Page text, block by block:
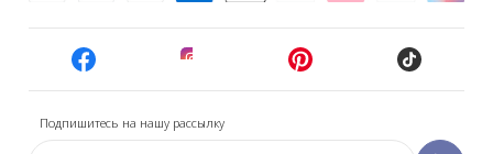
Подпишитесь на нашу рассылку